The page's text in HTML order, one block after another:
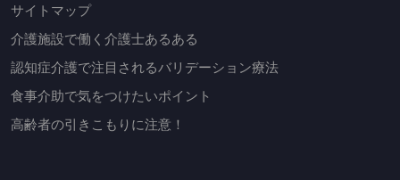
サイトマップ
介護施設で働く介護士あるある
認知症介護で注目されるバリデーション療法
食事介助で気をつけたいポイント
高齢者の引きこもりに注意！